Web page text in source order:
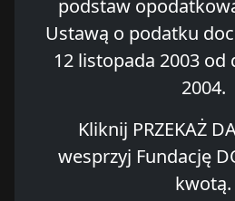
podstaw
Ustawą o podatku
12 listopada 2003 od
2004.
Kliknij PRZEKAŻ
wesprzyj Fundację
kwotą.